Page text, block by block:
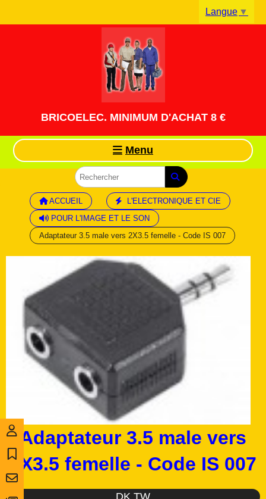
BRICOELEC. MINIMUM D'ACHAT 8 €
Menu
ACCUEIL
L'ELECTRONIQUE ET CIE
POUR L'IMAGE ET LE SON
Adaptateur 3.5 male vers 2X3.5 femelle - Code IS 007
Adaptateur 3.5 male vers
2X3.5 femelle - Code IS 007
DK TW
Langue ▼